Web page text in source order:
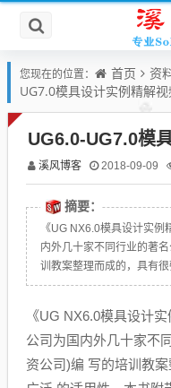
您现在的位置： 首页 资
UG7.0模具设计实例精解
UG6.0-UG7.0模
溪风博客 2018-09-09
摘要：
《UG NX6.0模具设计实
内外几十家不同行业的著
训教案整理而成的，具有
《UG NX6.0模具设计
公司为国内外几十家不
资公司)编 写的培训教